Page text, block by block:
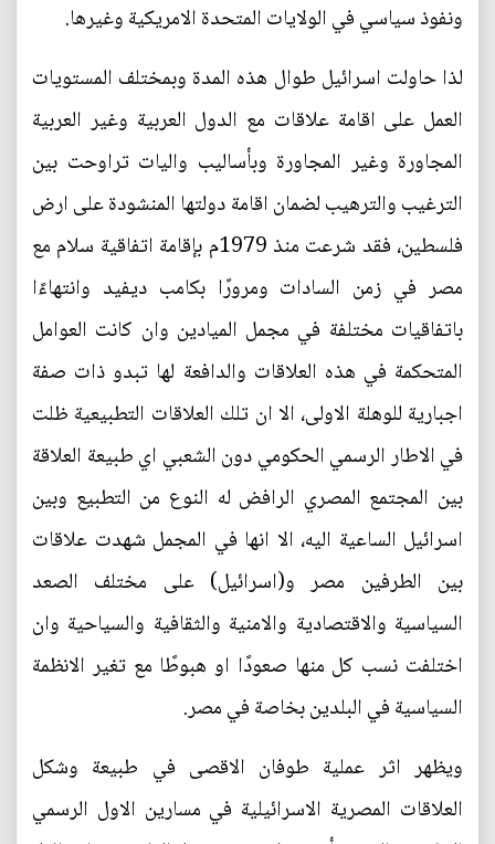
ونفوذ سياسي في الولايات المتحدة الامريكية وغيرها.
لذا حاولت اسرائيل طوال هذه المدة وبمختلف المستويات
العمل على اقامة علاقات مع الدول العربية وغير العربية
المجاورة وغير المجاورة وبأساليب واليات تراوحت بين
الترغيب والترهيب لضمان اقامة دولتها المنشودة على ارض
فلسطين، فقد شرعت منذ 1979م بإقامة اتفاقية سلام مع
مصر في زمن السادات ومرورًا بكامب ديفيد وانتهاءًا
باتفاقيات مختلفة في مجمل الميادين وان كانت العوامل
المتحكمة في هذه العلاقات والدافعة لها تبدو ذات صفة
اجبارية للوهلة الاولى، الا ان تلك العلاقات التطبيعية ظلت
في الاطار الرسمي الحكومي دون الشعبي اي طبيعة العلاقة
بين المجتمع المصري الرافض له النوع من التطبيع وبين
اسرائيل الساعية اليه، الا انها في المجمل شهدت علاقات
بين الطرفين مصر و(اسرائيل) على مختلف الصعد
السياسية والاقتصادية والامنية والثقافية والسياحية وان
اختلفت نسب كل منها صعودًا او هبوطًا مع تغير الانظمة
السياسية في البلدين بخاصة في مصر.
ويظهر اثر عملية طوفان الاقصى في طبيعة وشكل
العلاقات المصرية الاسرائيلية في مسارين الاول الرسمي